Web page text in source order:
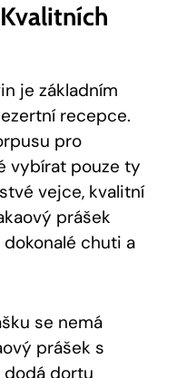
je základním
recepce.⁤
pro
‌vybírat⁢ pouze ty
vejce, ⁣kvalitní
prášek
chuti a
se nemá
prášek s
dodá dortu